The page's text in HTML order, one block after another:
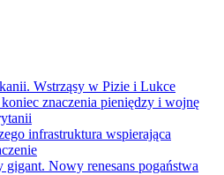
Wstrząsy w Pizie i Lukce
znaczenia pieniędzy i wojnę
infrastruktura wspierająca
gigant. Nowy renesans pogaństwa